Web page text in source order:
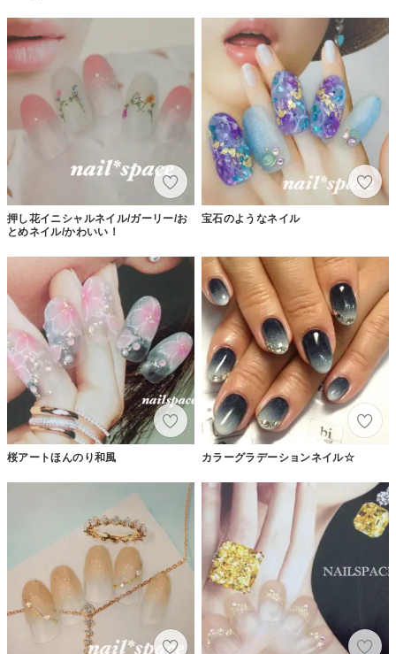
押し花イニシャルネイル/ガーリー/お
とめネイル/かわいい！
宝石のようなネイル
桜アートほんのり和風 カラーグラデーションネイル☆